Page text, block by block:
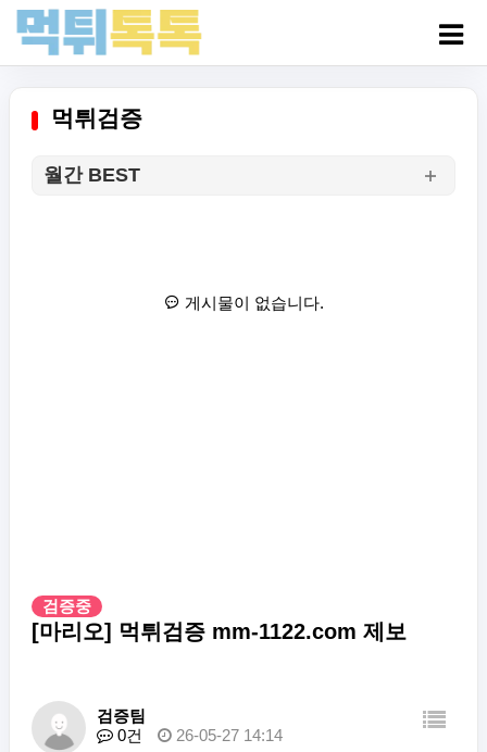
먹튀검증
월간 BEST
게시물이 없습니다.
검증중
[마리오] 먹튀검증 mm-1122.com 제보
검증팀
0건
26-05-27 14:14